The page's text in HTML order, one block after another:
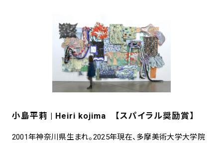
小島平莉 | Heiri kojima 【スパイラル奨励賞】
2001年神奈川県生まれ。2025年現在、多摩美術大学大学院